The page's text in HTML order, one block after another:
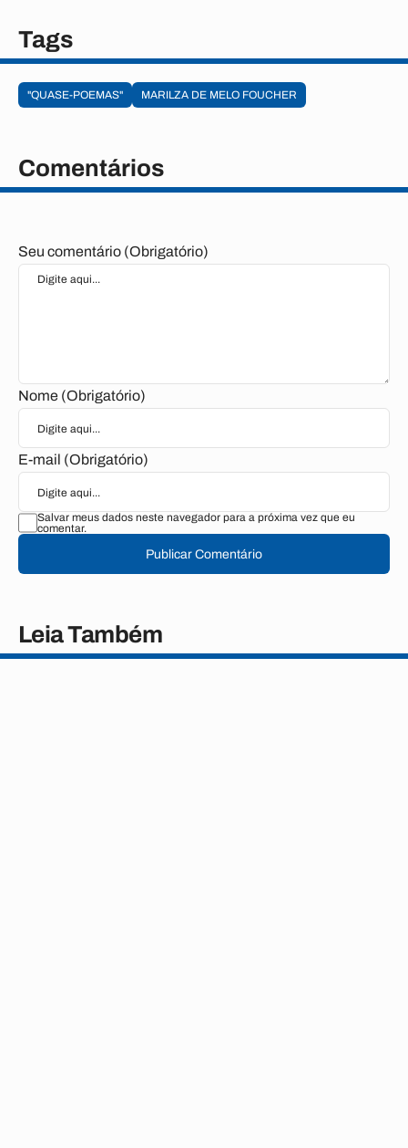
Tags
"QUASE-POEMAS" MARILZA DE MELO FOUCHER
Comentários
Seu comentário (Obrigatório)
Nome (Obrigatório)
E-mail (Obrigatório)
Salvar meus dados neste navegador para a próxima vez que eu
comentar.
Publicar Comentário
Leia Também